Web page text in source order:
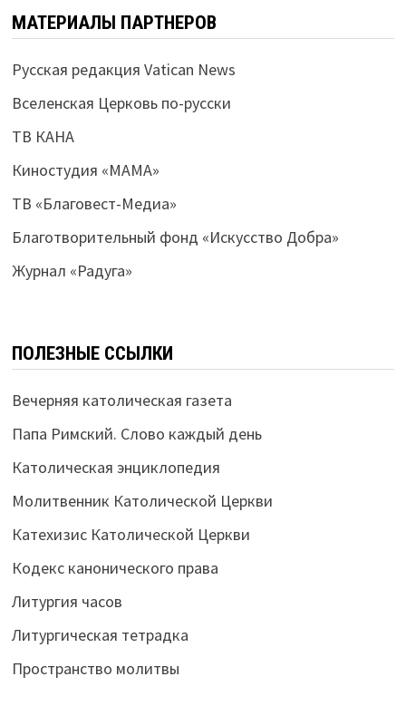
МАТЕРИАЛЫ ПАРТНЕРОВ
Русская редакция Vatican News
Вселенская Церковь по-русски
ТВ КАНА
Киностудия «МАМА»
ТВ «Благовест-Медиа»
Благотворительный фонд «Искусство Добра»
Журнал «Радуга»
ПОЛЕЗНЫЕ ССЫЛКИ
Вечерняя католическая газета
Папа Римский. Слово каждый день
Католическая энциклопедия
Молитвенник Католической Церкви
Катехизис Католической Церкви
Кодекс канонического права
Литургия часов
Литургическая тетрадка
Пространство молитвы